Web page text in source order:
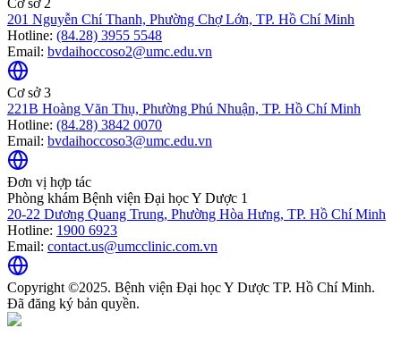
Cơ sở 2
201 Nguyễn Chí Thanh, Phường Chợ Lớn, TP. Hồ Chí Minh
Hotline: (84.28) 3955 5548
Email: bvdaihoccoso2@umc.edu.vn
Cơ sở 3
221B Hoàng Văn Thụ, Phường Phú Nhuận, TP. Hồ Chí Minh
Hotline: (84.28) 3842 0070
Email: bvdaihoccoso3@umc.edu.vn
Đơn vị hợp tác
Phòng khám Bệnh viện Đại học Y Dược 1
20-22 Dương Quang Trung, Phường Hòa Hưng, TP. Hồ Chí Minh
Hotline: 1900 6923
Email: contact.us@umcclinic.com.vn
Copyright ©2025. Bệnh viện Đại học Y Dược TP. Hồ Chí Minh.
Đã đăng ký bản quyền.